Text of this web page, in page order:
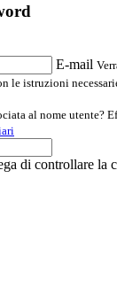
E-mail
le istruzioni
al nome utente?
di controllare la